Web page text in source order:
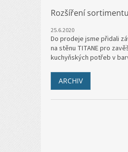
Rozšíření sortimentu
25.6.2020
Do prodeje jsme přidali
na stěnu TITANE pro
kuchyňských potřeb v
ARCHIV